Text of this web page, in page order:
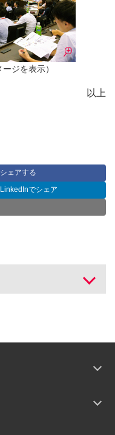
ジを表示）
以上
シェアする
LinkedInでシェア
開く